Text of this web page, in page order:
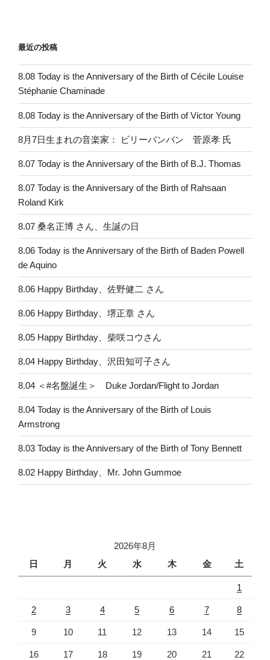
最近の投稿
8.08 Today is the Anniversary of the Birth of Cécile Louise
Stéphanie Chaminade
8.08 Today is the Anniversary of the Birth of Victor Young
8月7日生まれの音楽家： ビリーバンバン 菅原孝 氏
8.07 Today is the Anniversary of the Birth of B.J. Thomas
8.07 Today is the Anniversary of the Birth of Rahsaan
Roland Kirk
8.07 桑名正博 さん、生誕の日
8.06 Today is the Anniversary of the Birth of Baden Powell
de Aquino
8.06 Happy Birthday、佐野健二 さん
8.06 Happy Birthday、堺正章 さん
8.05 Happy Birthday、柴咲コウさん
8.04 Happy Birthday、沢田知可子さん
8.04 ＜#名盤誕生＞ Duke Jordan/Flight to Jordan
8.04 Today is the Anniversary of the Birth of Louis
Armstrong
8.03 Today is the Anniversary of the Birth of Tony Bennett
8.02 Happy Birthday、Mr. John Gummoe
2026年8月
日
月 火 水 木 金 土
1
2 3 4 5 6 7 8
9 10 11 12 13 14 15
16 17 18 19 20 21 22